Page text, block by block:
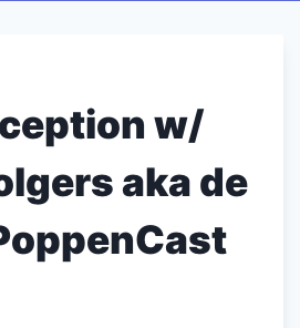
w/
aka de